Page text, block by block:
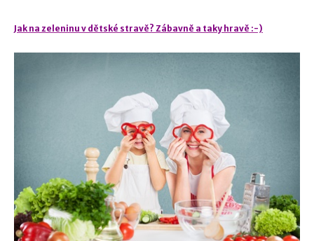
Jak na zeleninu v dětské stravě? Zábavně a taky hravě :-)